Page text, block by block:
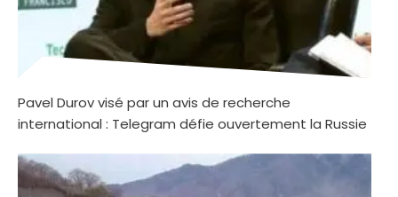
Pavel Durov visé par un avis de recherche
international : Telegram défie ouvertement la Russie